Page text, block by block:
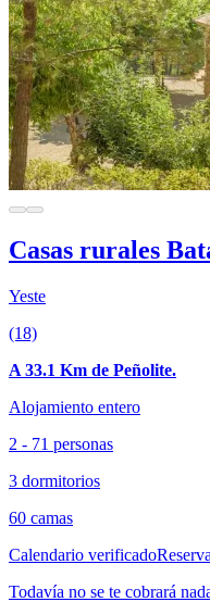
Casas rurales
Yeste
(18)
A 33.1 Km de Peñolite.
Alojamiento entero
2 - 71 personas
3 dormitorios
60 camas
Calendario verificado
Todavía no se te cobrará